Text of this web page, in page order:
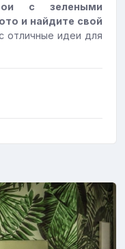
с зелеными
и найдите свой
отличные идеи для